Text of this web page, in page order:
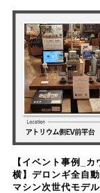
【イベント事例_カ
横】デロンギ全自
マシン次世代モデ